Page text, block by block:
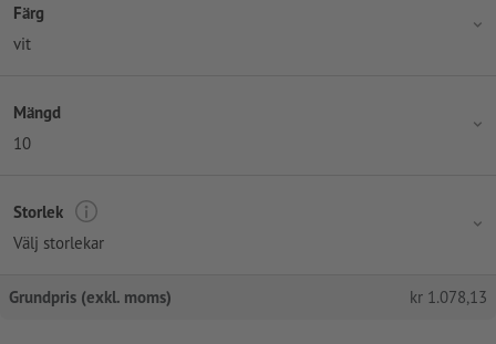
Färg
vit
Mängd
10
Storlek
Välj storlekar
Grundpris (exkl. moms) kr 1.078,13